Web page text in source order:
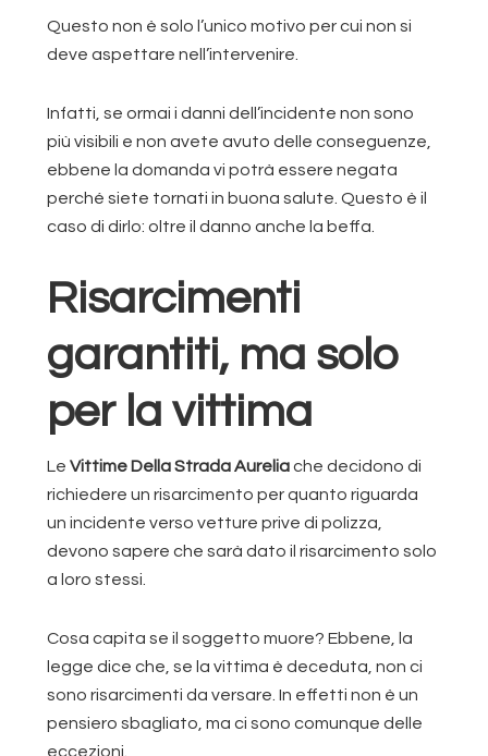
Questo non è solo l’unico motivo per cui non si
deve aspettare nell’intervenire.
Infatti, se ormai i danni dell’incidente non sono
più visibili e non avete avuto delle conseguenze,
ebbene la domanda vi potrà essere negata
perché siete tornati in buona salute. Questo è il
caso di dirlo: oltre il danno anche la beffa.
Risarcimenti
garantiti, ma solo
per la vittima
LeVittime Della Strada Aureliache decidono di
richiedere un risarcimento per quanto riguarda
un incidente verso vetture prive di polizza,
devono sapere che sarà dato il risarcimento solo
a loro stessi.
Cosa capita se il soggetto muore? Ebbene, la
legge dice che, se la vittima è deceduta, non ci
sono risarcimenti da versare. In effetti non è un
pensiero sbagliato, ma ci sono comunque delle
eccezioni.